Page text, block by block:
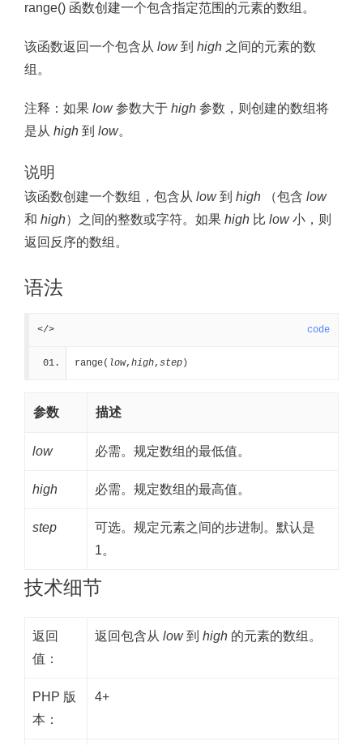
range() 函数创建一个包含指定范围的元素的数组。
该函数返回一个包含从 low到 high 之间的元素的数
组。
注释： 如果 low参数大于 high 参数，则创建的数组将
是从 high 到 low。
说明
该函数创建一个数组，包含从 low到 high （包含 low
和 high）之间的整数或字符。如果 high 比 low小，则
返回反序的数组。
语法
</> code
range( low, high, step )
参数 描述
low 必需。规定数组的最低值。
high 必需。规定数组的最高值。
step
可选。规定元素之间的步进制。默认是
1。
技术细节
返回
值：
返回包含从 low到 high 的元素的数组。
PHP 版
本：
4+